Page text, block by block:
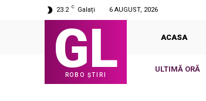
23.2 C Galați 6 AUGUST, 2026
GL
ROBO ȘTIRI
ACASA
ULTIMĂ ORĂ